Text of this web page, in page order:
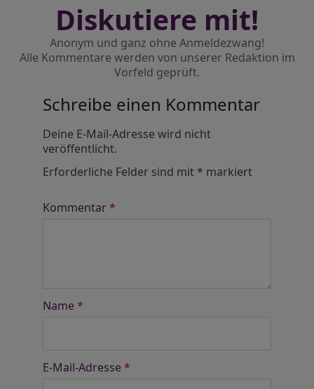
Diskutiere mit!
Anonym und ganz ohne Anmeldezwang!
Alle Kommentare werden von unserer Redaktion im
Vorfeld geprüft.
Schreibe einen Kommentar
Deine E-Mail-Adresse wird nicht
veröffentlicht.
Erforderliche Felder sind mit* markiert
Kommentar*
Name *
E-Mail-Adresse *